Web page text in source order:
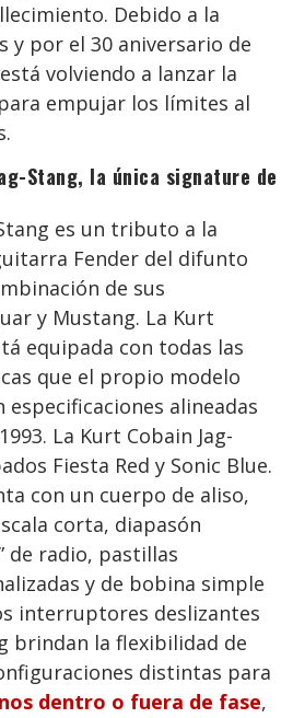
Debido a la
y por el 30 aniversario de
volviendo a lanzar la
empujar los límites al
Stang, la única signature de
es un tributo a la
Fender del difunto
de sus
y Mustang. La Kurt
equipada con todas las
que el propio modelo
alineadas
La Kurt Cobain Jag-
Fiesta Red y Sonic Blue.
con un cuerpo de aliso,
corta, diapasón
de radio, pastillas
y de bobina simple
interruptores deslizantes
brindan la flexibilidad de
distintas para
dentro o fuera de fase,